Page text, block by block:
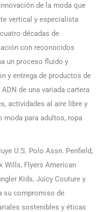
de la moda que
vertical y especialista
décadas de
con reconocidos
un proceso fluido y
y entrega de productos de
de una variada cartera
actividades al aire libre y
moda para adultos, ropa
U.S. Polo Assn. Penfield,
Wills, Flyers American
Kids, Juicy Couture y
su compromiso de
sostenibles y éticas